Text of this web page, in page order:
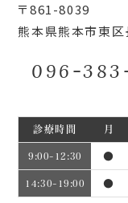
〒861-8039
熊本県熊本市東
096-
診療時間 月
9:00~12:30 ●
14:30~19:00 ●